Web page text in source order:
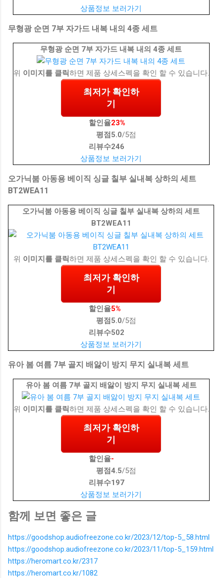
상품정보 보러가기
무형광 순면 7부 자가드 내복 내의 4종 세트
무형광 순면 7부 자가드 내복 내의 4종 세트
위 이미지를 클릭하면 제품 상세스펙을 확인 할 수 있습니다.
최저가 확인하
기
할인율23%
평점 5.0/5점
리뷰수246
상품정보 보러가기
오가닉붐 아동용 베이직 싱글 칠부 실내복 상하의 세트
BT2WEA11
오가닉붐 아동용 베이직 싱글 칠부 실내복 상하의 세트
BT2WEA11
위 이미지를 클릭하면 제품 상세스펙을 확인 할 수 있습니다.
최저가 확인하
기
할인율5%
평점 5.0/5점
리뷰수502
상품정보 보러가기
유아 봄 여름 7부 골지 배앓이 방지 무지 실내복 세트
유아 봄 여름 7부 골지 배앓이 방지 무지 실내복 세트
위 이미지를 클릭하면 제품 상세스펙을 확인 할 수 있습니다.
최저가 확인하
기
할인율-
평점4.5/5점
리뷰수197
상품정보 보러가기
함께 보면 좋은 글
https://goodshop.audiofreezone.co.kr/2023/12/top-5_58.html
https://goodshop.audiofreezone.co.kr/2023/11/top-5_159.html
https://heromart.co.kr/2317
https://heromart.co.kr/1082